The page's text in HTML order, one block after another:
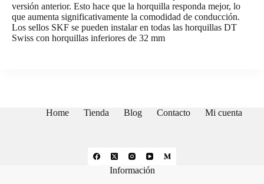
versión anterior. Esto hace que la horquilla responda mejor, lo
que aumenta significativamente la comodidad de conducción.
Los sellos SKF se pueden instalar en todas las horquillas DT
Swiss con horquillas inferiores de 32 mm
Home Tienda Blog Contacto Mi cuenta
Información